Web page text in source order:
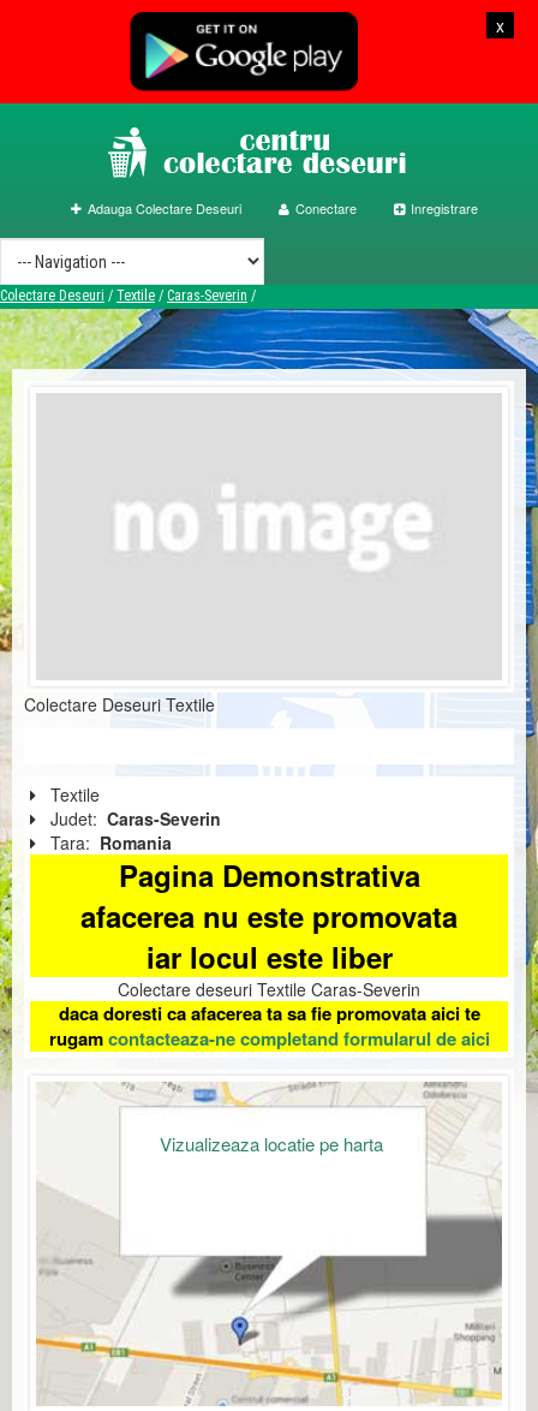
x
Adauga Colectare Deseuri Conectare Inregistrare
Colectare Deseuri / Textile / Caras-Severin /
Colectare Deseuri Textile
Textile
Judet: Caras-Severin
Tara: Romania
Pagina Demonstrativa
afacerea nu este promovata
iar locul este liber
Colectare deseuri Textile Caras-Severin
daca doresti ca afacerea ta sa fie promovata aici te
rugamcontacteaza-ne completand formularul de aici
Vizualizeaza locatie pe harta